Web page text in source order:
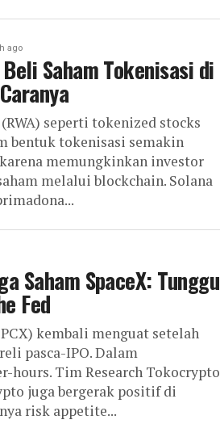
ago
Saham Tokenisasi di
seperti tokenized stocks
bentuk tokenisasi semakin
memungkinkan investor
melalui blockchain. Solana
Saham SpaceX: Tunggu
Fed
kembali menguat setelah
pasca-IPO. Dalam
hours. Tim Research Tokocrypto
juga bergerak positif di
risk appetite...